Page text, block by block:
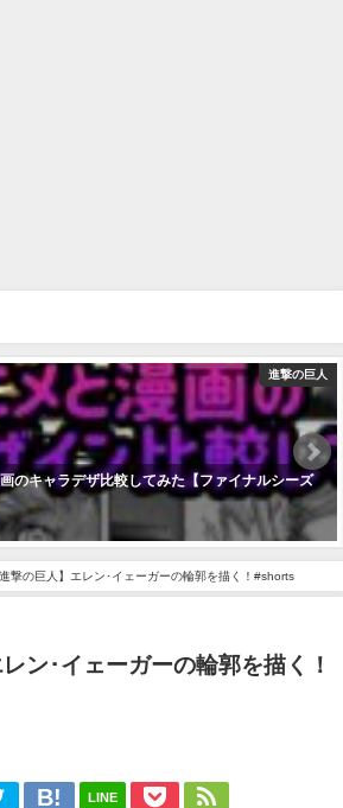
進撃の巨人
のキャラデザ比較してみた【ファイナルシーズ
進撃の巨人】エレン･イェーガーの輪郭を描く！#shorts
ン･イェーガーの輪郭を描く！
LINE